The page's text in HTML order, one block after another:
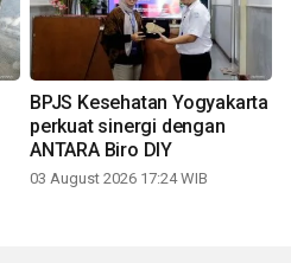
BPJS Kesehatan Yogyakarta
perkuat sinergi dengan
ANTARA Biro DIY
03 August 2026 17:24 WIB